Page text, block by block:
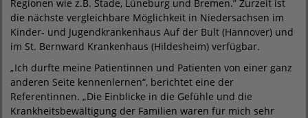
Regionen wie z.B. Stade, Lüneburg und Bremen.” Zurzeit ist
die nächste vergleichbare Möglichkeit in Niedersachsen im
Kinder- und Jugendkrankenhaus Auf der Bult (Hannover) und
im St. Bernward Krankenhaus (Hildesheim) verfügbar.
„Ich durfte meine Patientinnen und Patienten von einer ganz
anderen Seite kennenlernen“, berichtet eine der
Referentinnen. „Die Einblicke in die Gefühle und die
Krankheitsbewältigung der Familien waren für mich sehr